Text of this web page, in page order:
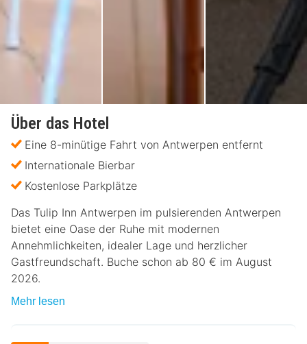
Über das Hotel
Eine 8-minütige Fahrt von Antwerpen entfernt
Internationale Bierbar
Kostenlose Parkplätze
Das Tulip Inn Antwerpen im pulsierenden Antwerpen
bietet eine Oase der Ruhe mit modernen
Annehmlichkeiten, idealer Lage und herzlicher
Gastfreundschaft. Buche schon ab 80 € im August
2026.
Mehr lesen